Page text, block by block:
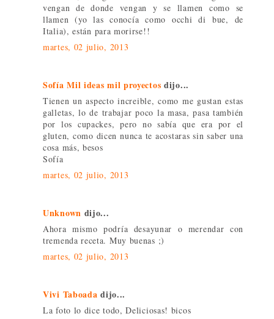
vengan de donde vengan y se llamen como se
llamen (yo las conocía como occhi di bue, de
Italia), están para morirse!!
martes, 02 julio, 2013
Sofía Mil ideas mil proyectos dijo...
Tienen un aspecto increible, como me gustan estas
galletas, lo de trabajar poco la masa, pasa también
por los cupackes, pero no sabía que era por el
gluten, como dicen nunca te acostaras sin saber una
cosa más, besos
Sofía
martes, 02 julio, 2013
Unknown dijo...
Ahora mismo podría desayunar o merendar con
tremenda receta. Muy buenas ;)
martes, 02 julio, 2013
Vivi Taboada dijo...
La foto lo dice todo, Deliciosas! bicos